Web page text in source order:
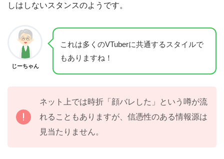
しはしないスタンスのようです。
じーちゃん
これは多くのVTuberに共通するスタイルで
もありますね！
ネット上では時折「顔バレした」という噂が流
れることもありますが、信憑性のある情報源は
見当たりません。